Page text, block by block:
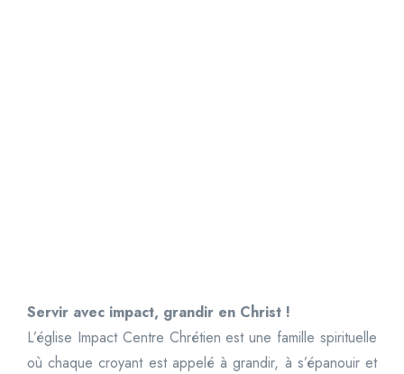
Servir avec impact, grandir en Christ !
L’église Impact Centre Chrétien est une famille spirituelle
où chaque croyant est appelé à grandir, à s’épanouir et